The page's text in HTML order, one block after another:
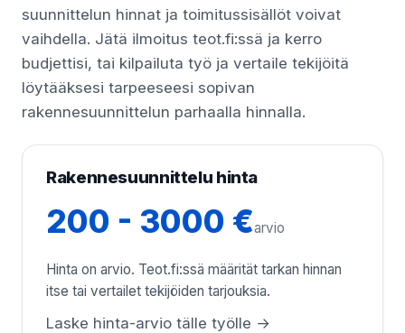
suunnittelun hinnat ja toimitussisällöt voivat
vaihdella. Jätä ilmoitus teot.fi:ssä ja kerro
budjettisi, tai kilpailuta työ ja vertaile tekijöitä
löytääksesi tarpeeseesi sopivan
rakennesuunnittelun parhaalla hinnalla.
Rakennesuunnittelu hinta
200 - 3000 €arvio
Hinta on arvio. Teot.fi:ssä määrität tarkan hinnan
itse tai vertailet tekijöiden tarjouksia.
Laske hinta-arvio tälle työlle →